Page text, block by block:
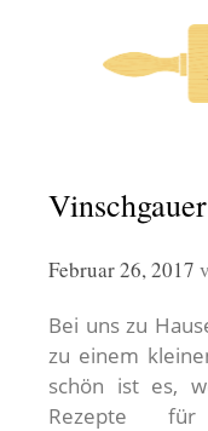
springen
honey-
Vinschgauer
Februar 26, 2017
Bei uns zu
zu einem
schön ist es,
Rezepte